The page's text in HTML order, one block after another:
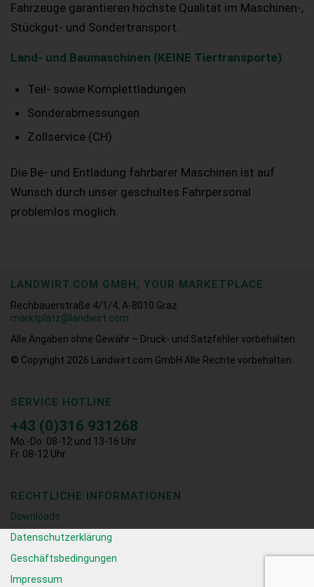
Fahrzeuge garantieren höchste Qualität im Maschinen-,
Stückgut- und Sondertransport.
Land- und Baumaschinen (KEINE Tiertransporte)
Teil- sowie Komplettladungen
Sonderabmessungen
Zollservice (CH)
Die Be- und Entladung fahrbarer Maschinen ist auf
Wunsch durch unser geschultes Fahrpersonal
problemlos möglich.
LANDWIRT.COM GMBH, YOUR MARKETPLACE
Rechbauerstraße 4/1/4, A-8010 Graz
marktplatz@landwirt.com
Alle Angaben ohne Gewähr – Druck- und Satzfehler vorbehalten.
© Copyright 2026
Landwirt.com GmbH Alle Rechte vorbehalten.
SERVICE HOTLINE
+43 (0)316 931268
Mo.-Do. 08-12 und 13-16 Uhr
Fr. 08-12 Uhr
RECHTLICHE INFORMATIONEN
Downloads
Datenschutzerklärung
Geschäftsbedingungen
Impressum